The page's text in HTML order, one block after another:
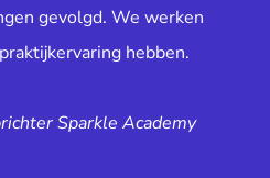
gevolgd. We werken
hebben.
Sparkle Academy